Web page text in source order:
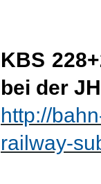
KBS
bei der
http://
railway-